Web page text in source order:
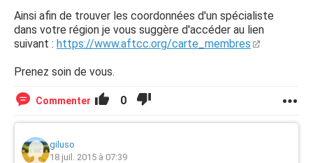
Ainsi afin de trouver les coordonnées d'un spécialiste
dans votre région je vous suggère d'accéder au lien
suivant : https://www.aftcc.org/carte_membres
Prenez soin de vous.
Commenter 0
giluso
18 juil. 2015 à 07:39